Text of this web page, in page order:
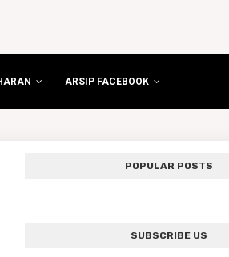
ARSIP FACEBOOK
POPULAR POSTS
SUBSCRIBE US